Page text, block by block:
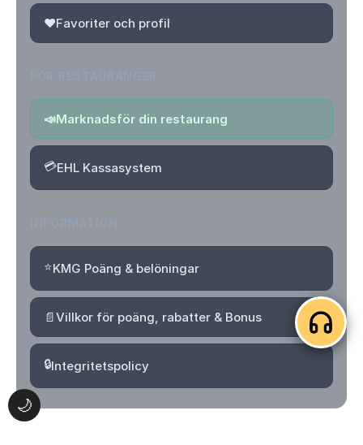
🌙
❤️Favoriter och profil
📣Marknadsför din restaurang
💳EHL Kassasystem
⭐KMG Poäng & belöningar
📄Villkor för poäng, rabatter & Bonus
🔒Integritetspolicy